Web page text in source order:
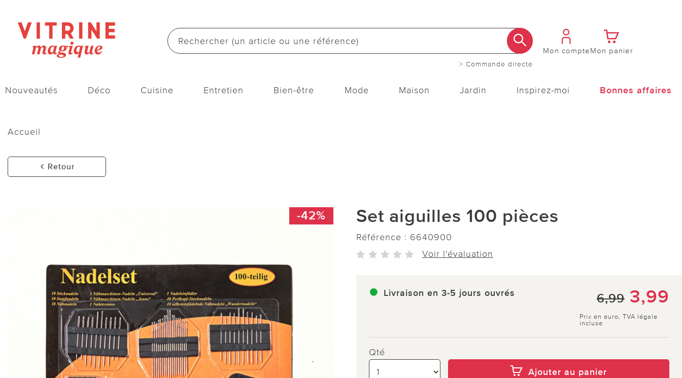
> Commande directe
Mon compteMon panier
Nouveautés Déco Cuisine Entretien Bien-être Mode Maison Jardin Inspirez-moi Bonnes affaires
Accueil
Retour
-42% Set aiguilles 100 pièces
Référence : 6640900
Voir l'évaluation
Livraison en 3-5 jours ouvrés 6,99 3,99
Prix en euro, TVA légale
incluse
Qté
Ajouter au panier